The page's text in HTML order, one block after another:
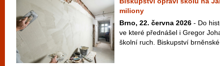
miliony
Brno, 22. června 2026 - Do
ve které přednášel i Gregor
školní ruch. Biskupství